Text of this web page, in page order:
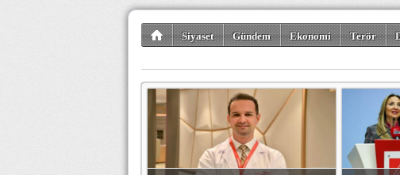
Siyaset Gündem Ekonomi Terör